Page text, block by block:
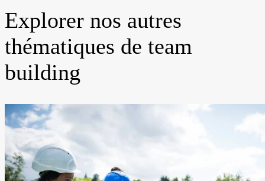
Explorer nos autres
thématiques de team
building